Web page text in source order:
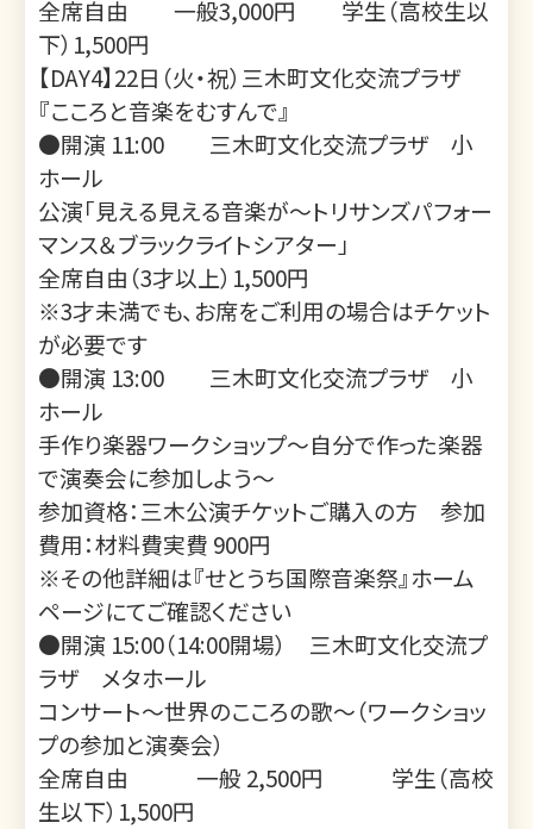
全席自由 一般3,000円 学生（高校生以
下）1,500円
【DAY4】22日（火・祝）三木町文化交流プラザ
『こころと音楽をむすんで』
●開演 11:00 三木町文化交流プラザ 小
ホール
公演「見える見える音楽が～トリサンズパフォー
マンス＆ブラックライトシアター」
全席自由（3才以上）1,500円
※3才未満でも、お席をご利用の場合はチケット
が必要です
●開演 13:00 三木町文化交流プラザ 小
ホール
手作り楽器ワークショップ～自分で作った楽器
で演奏会に参加しよう～
参加資格：三木公演チケットご購入の方 参加
費用：材料費実費 900円
※その他詳細は『せとうち国際音楽祭』ホーム
ページにてご確認ください
●開演 15:00（14:00開場） 三木町文化交流プ
ラザ メタホール
コンサート～世界のこころの歌～（ワークショッ
プの参加と演奏会）
全席自由 一般 2,500円 学生（高校
生以下）1,500円